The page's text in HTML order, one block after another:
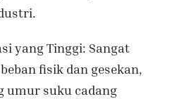
yang Tinggi: Sangat
fisik dan gesekan,
umur suku cadang